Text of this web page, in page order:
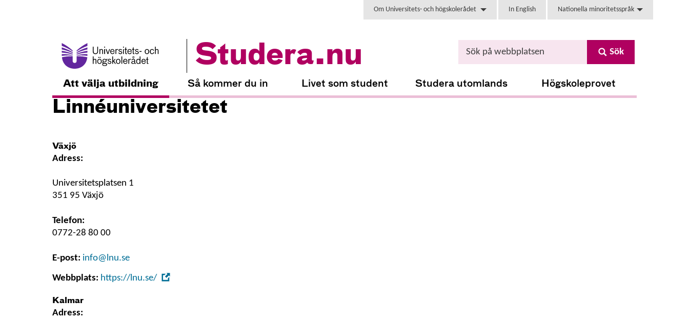
Om Universitets- och högskolerådet In English Nationella minoritetsspråk
Studera.nu Sök
Att välja utbildning Så kommer du in Livet som student Studera utomlands Högskoleprovet
Linnéuniversitetet
Växjö
Adress:
Universitetsplatsen 1
351 95 Växjö
Telefon:
0772-28 80 00
E-post: info@lnu.se
Webbplats: https://lnu.se/
Kalmar
Adress: